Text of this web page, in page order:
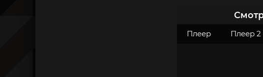
Плеер Плеер 2